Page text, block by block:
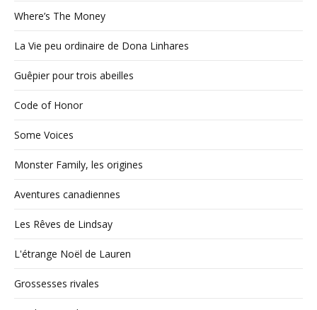
Where’s The Money
La Vie peu ordinaire de Dona Linhares
Guêpier pour trois abeilles
Code of Honor
Some Voices
Monster Family, les origines
Aventures canadiennes
Les Rêves de Lindsay
L'étrange Noël de Lauren
Grossesses rivales